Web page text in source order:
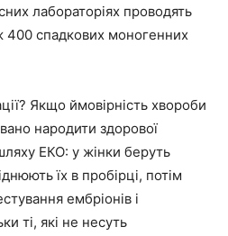
лабораторіях проводять
400 спадкових моногенних
Якщо ймовірність хвороби
народити здорової
ЕКО: у жінки беруть
їх в пробірці, потім
ембріонів і
ті, які не несуть